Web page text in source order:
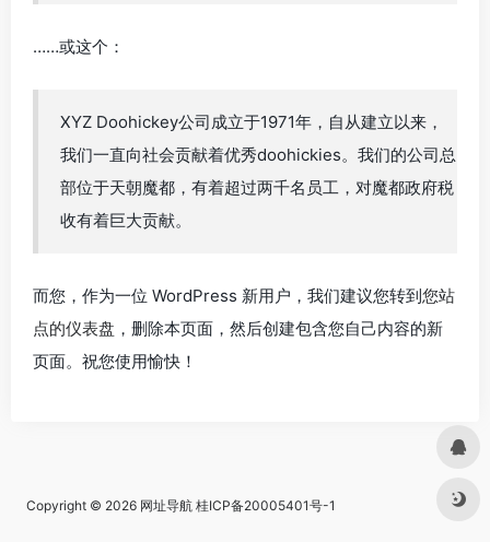
……或这个：
XYZ Doohickey公司成立于1971年，自从建立以来，
我们一直向社会贡献着优秀doohickies。我们的公司总
部位于天朝魔都，有着超过两千名员工，对魔都政府税
收有着巨大贡献。
而您，作为一位 WordPress 新用户，我们建议您转到您站
点的仪表盘 ，删除本页面，然后创建包含您自己内容的新
页面。祝您使用愉快！
Copyright © 2026 网址导航 桂ICP备20005401号-1